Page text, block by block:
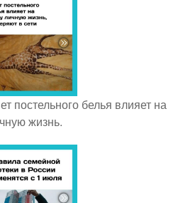
постельного белья влияет на
жизнь.